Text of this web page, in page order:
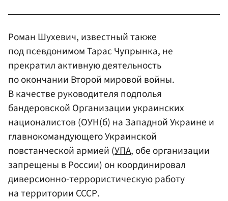
Роман Шухевич, известный также
под псевдонимом Тарас Чупрынка, не
прекратил активную деятельность
по окончании Второй мировой войны.
В качестве руководителя подполья
бандеровской Организации украинских
националистов (ОУН(б) на Западной Украине и
главнокомандующего Украинской
повстанческой армией (УПА, обе организации
запрещены в России) он координировал
диверсионно-террористическую работу
на территории СССР.